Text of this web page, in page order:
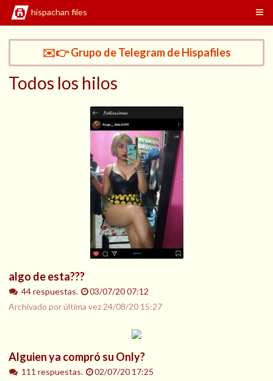
hispachan files
✉️👉 Grupo de Telegram de Hispafiles
Todos los hilos
algo de esta???
44 respuestas.
03/07/20 07:12
Archivado por última vez 24/08/20 15:27
Alguien ya compró su Only?
111 respuestas.
02/07/20 17:25